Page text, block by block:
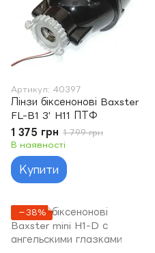
Артикул: 40397
Лінзи біксенонові Baxster
FL-B1 3' H11 ПТФ
1 375 грн 1 799 грн
В наявності
Купити
−38%